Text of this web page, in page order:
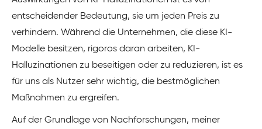
entscheidender Bedeutung, sie um jeden Preis zu
verhindern. Während die Unternehmen, die diese KI-
Modelle besitzen, rigoros daran arbeiten, KI-
Halluzinationen zu beseitigen oder zu reduzieren, ist es
für uns als Nutzer sehr wichtig, die bestmöglichen
Maßnahmen zu ergreifen.
Auf der Grundlage von Nachforschungen, meiner